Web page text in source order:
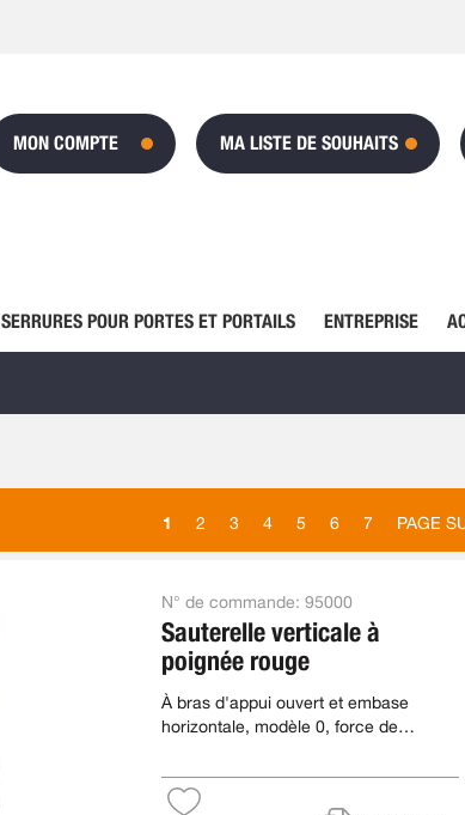
MON COMPTE MA LISTE DE SOUHAITS
SERRURES POUR PORTES ET PORTAILS ENTREPRISE
1 2 3 4 5 6 7 PAGE
N° de commande: 95000
Sauterelle verticale à
poignée rouge
À bras d'appui ouvert et embase
horizontale, modèle 0, force de